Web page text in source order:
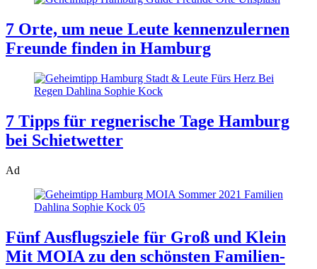
7 Orte, um neue Leute kennenzulernen
Freunde finden in Hamburg
7 Tipps für regnerische Tage Hamburg
bei Schietwetter
Ad
Fünf Ausflugsziele für Groß und Klein
Mit MOIA zu den schönsten Familien-